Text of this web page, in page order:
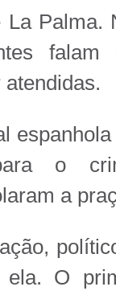
Palma.
falam
o
a
O